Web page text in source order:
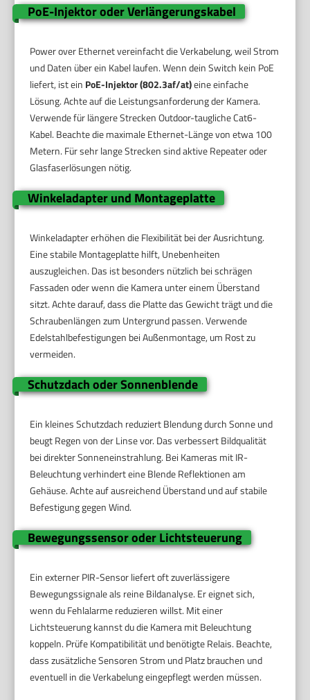
PoE-Injektor oder Verlängerungskabel
Power over Ethernet vereinfacht die Verkabelung, weil Strom
und Daten über ein Kabel laufen. Wenn dein Switch kein PoE
liefert, ist ein PoE-Injektor (802.3af/at)eine einfache
Lösung. Achte auf die Leistungsanforderung der Kamera.
Verwende für längere Strecken Outdoor-taugliche Cat6-
Kabel. Beachte die maximale Ethernet-Länge von etwa 100
Metern. Für sehr lange Strecken sind aktive Repeater oder
Glasfaserlösungen nötig.
Winkeladapter und Montageplatte
Winkeladapter erhöhen die Flexibilität bei der Ausrichtung.
Eine stabile Montageplatte hilft, Unebenheiten
auszugleichen. Das ist besonders nützlich bei schrägen
Fassaden oder wenn die Kamera unter einem Überstand
sitzt. Achte darauf, dass die Platte das Gewicht trägt und die
Schraubenlängen zum Untergrund passen. Verwende
Edelstahlbefestigungen bei Außenmontage, um Rost zu
vermeiden.
Schutzdach oder Sonnenblende
Ein kleines Schutzdach reduziert Blendung durch Sonne und
beugt Regen von der Linse vor. Das verbessert Bildqualität
bei direkter Sonneneinstrahlung. Bei Kameras mit IR-
Beleuchtung verhindert eine Blende Reflektionen am
Gehäuse. Achte auf ausreichend Überstand und auf stabile
Befestigung gegen Wind.
Bewegungssensor oder Lichtsteuerung
Ein externer PIR-Sensor liefert oft zuverlässigere
Bewegungssignale als reine Bildanalyse. Er eignet sich,
wenn du Fehlalarme reduzieren willst. Mit einer
Lichtsteuerung kannst du die Kamera mit Beleuchtung
koppeln. Prüfe Kompatibilität und benötigte Relais. Beachte,
dass zusätzliche Sensoren Strom und Platz brauchen und
eventuell in die Verkabelung eingepflegt werden müssen.